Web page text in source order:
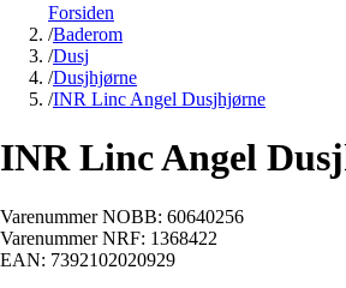
Forsiden
/Baderom
/Dusj
/Dusjhjørne
/INR Linc Angel Dusjhjørne
INR Linc Angel
Varenummer NOBB: 60640256
Varenummer NRF: 1368422
EAN: 7392102020929